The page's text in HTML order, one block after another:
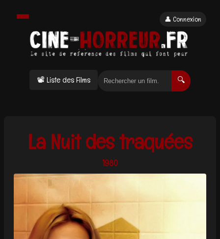
📽 Liste des Films 🔍
👤 Connexion
La Nuit des traquées
1980